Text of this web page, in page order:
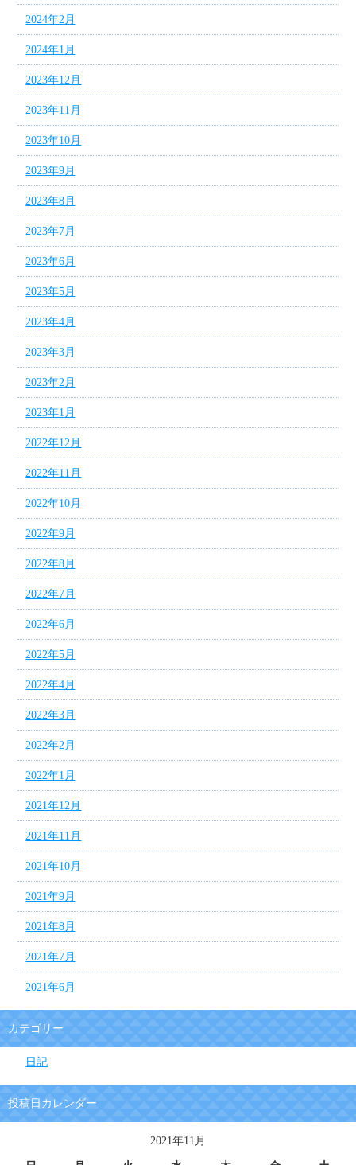
2024年2月
2024年1月
2023年12月
2023年11月
2023年10月
2023年9月
2023年8月
2023年7月
2023年6月
2023年5月
2023年4月
2023年3月
2023年2月
2023年1月
2022年12月
2022年11月
2022年10月
2022年9月
2022年8月
2022年7月
2022年6月
2022年5月
2022年4月
2022年3月
2022年2月
2022年1月
2021年12月
2021年11月
2021年10月
2021年9月
2021年8月
2021年7月
2021年6月
カテゴリー
日記
投稿日カレンダー
2021年11月